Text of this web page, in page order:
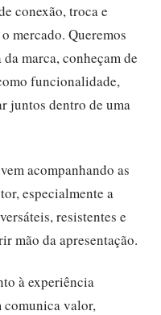
conexão, troca e
mercado. Queremos
marca, conheçam de
funcionalidade,
juntos dentro de uma
acompanhando as
especialmente a
resistentes e
mão da apresentação.
à experiência
comunica valor,